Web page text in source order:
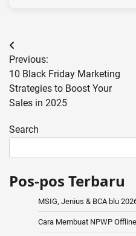
Post
navigation
Previous:
10 Black Friday Marketing
Strategies to Boost Your
Sales in 2025
Search
Pos-pos Terbaru
MSIG, Jenius & BCA blu
Cara Membuat NPWP